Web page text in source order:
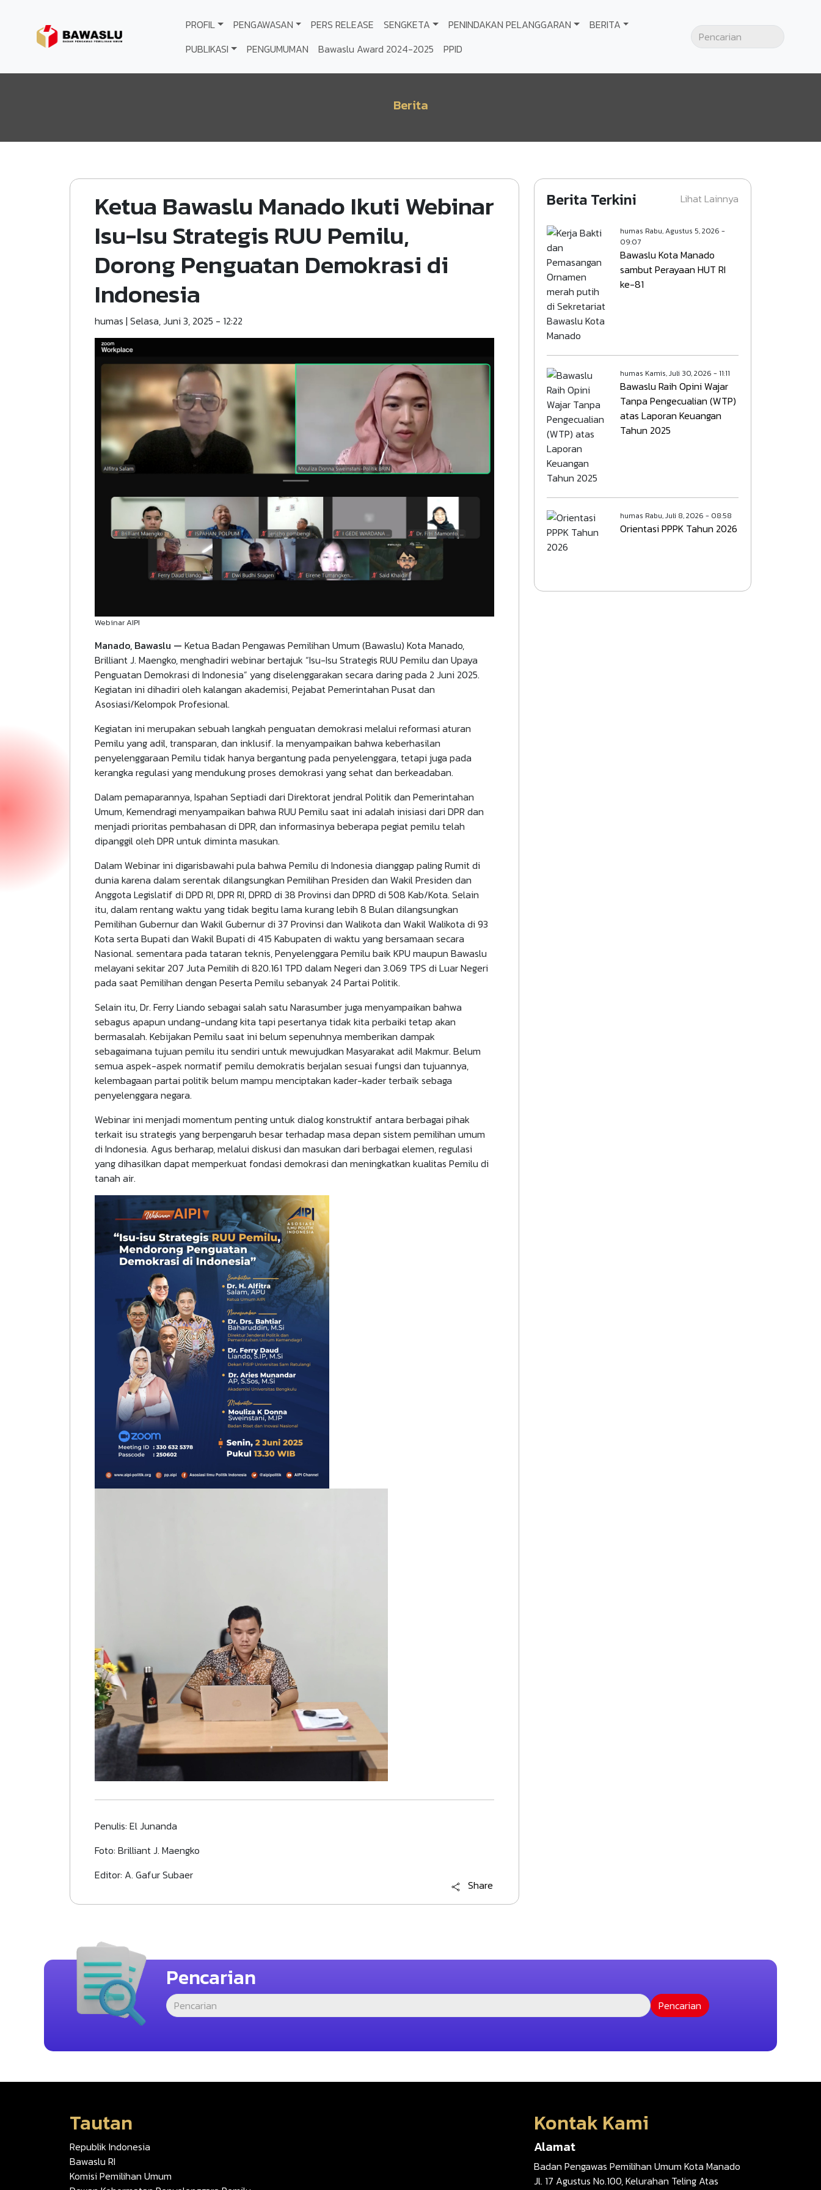
PROFIL
PENGAWASAN PERS RELEASE SENGKETA PENINDAKAN PELANGGARAN
BERITA
PUBLIKASI
PENGUMUMAN Bawaslu Award 2024-2025 PPID
Berita
Ketua Bawaslu Manado Ikuti Webinar
Isu-Isu Strategis RUU Pemilu,
Dorong Penguatan Demokrasi di
Indonesia
humas | Selasa, Juni 3, 2025 - 12:22
Webinar AIPI
Manado, Bawaslu — Ketua Badan Pengawas Pemilihan Umum (Bawaslu) Kota Manado,
Brilliant J. Maengko, menghadiri webinar bertajuk “Isu-Isu Strategis RUU Pemilu dan Upaya
Penguatan Demokrasi di Indonesia” yang diselenggarakan secara daring pada 2 Juni 2025.
Kegiatan ini dihadiri oleh kalangan akademisi, Pejabat Pemerintahan Pusat dan
Asosiasi/Kelompok Profesional.
Kegiatan ini merupakan sebuah langkah penguatan demokrasi melalui reformasi aturan
Pemilu yang adil, transparan, dan inklusif. Ia menyampaikan bahwa keberhasilan
penyelenggaraan Pemilu tidak hanya bergantung pada penyelenggara, tetapi juga pada
kerangka regulasi yang mendukung proses demokrasi yang sehat dan berkeadaban.
Dalam pemaparannya, Ispahan Septiadi dari Direktorat jendral Politik dan Pemerintahan
Umum, Kemendragi menyampaikan bahwa RUU Pemilu saat ini adalah inisiasi dari DPR dan
menjadi prioritas pembahasan di DPR, dan informasinya beberapa pegiat pemilu telah
dipanggil oleh DPR untuk diminta masukan.
Dalam Webinar ini digarisbawahi pula bahwa Pemilu di Indonesia dianggap paling Rumit di
dunia karena dalam serentak dilangsungkan Pemilihan Presiden dan Wakil Presiden dan
Anggota Legislatif di DPD RI, DPR RI, DPRD di 38 Provinsi dan DPRD di 508 Kab/Kota. Selain
itu, dalam rentang waktu yang tidak begitu lama kurang lebih 8 Bulan dilangsungkan
Pemilihan Gubernur dan Wakil Gubernur di 37 Provinsi dan Walikota dan Wakil Walikota di 93
Kota serta Bupati dan Wakil Bupati di 415 Kabupaten di waktu yang bersamaan secara
Nasional. sementara pada tataran teknis, Penyelenggara Pemilu baik KPU maupun Bawaslu
melayani sekitar 207 Juta Pemilih di 820.161 TPD dalam Negeri dan 3.069 TPS di Luar Negeri
pada saat Pemilihan dengan Peserta Pemilu sebanyak 24 Partai Politik.
Selain itu, Dr. Ferry Liando sebagai salah satu Narasumber juga menyampaikan bahwa
sebagus apapun undang-undang kita tapi pesertanya tidak kita perbaiki tetap akan
bermasalah. Kebijakan Pemilu saat ini belum sepenuhnya memberikan dampak
sebagaimana tujuan pemilu itu sendiri untuk mewujudkan Masyarakat adil Makmur. Belum
semua aspek-aspek normatif pemilu demokratis berjalan sesuai fungsi dan tujuannya,
kelembagaan partai politik belum mampu menciptakan kader-kader terbaik sebaga
penyelenggara negara.
Webinar ini menjadi momentum penting untuk dialog konstruktif antara berbagai pihak
terkait isu strategis yang berpengaruh besar terhadap masa depan sistem pemilihan umum
di Indonesia. Agus berharap, melalui diskusi dan masukan dari berbagai elemen, regulasi
yang dihasilkan dapat memperkuat fondasi demokrasi dan meningkatkan kualitas Pemilu di
tanah air.
Penulis: El Junanda
Foto: Brilliant J. Maengko
Editor: A. Gafur Subaer
Share
Berita Terkini
humas Rabu, Agustus 5, 2026 -
09:07
Bawaslu Kota Manado
sambut Perayaan HUT RI
ke-81
humas Kamis, Juli 30, 2026 - 11:11
Bawaslu Raih Opini Wajar
Tanpa Pengecualian (WTP)
atas Laporan Keuangan
Tahun 2025
humas Rabu, Juli 8, 2026 - 08:58
Orientasi PPPK Tahun 2026
Lihat Lainnya
Pencarian
Tautan
Republik Indonesia
Bawaslu RI
Komisi Pemilihan Umum
Kontak Kami
Alamat
Badan Pengawas Pemilihan Umum Kota Manado
Jl. 17 Agustus No.100, Kelurahan Teling Atas